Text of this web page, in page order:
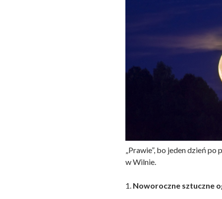
„Prawie”, bo jeden dzień po
w Wilnie.
1. Noworoczne sztuczne